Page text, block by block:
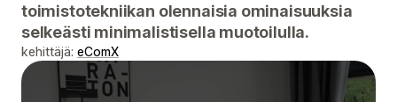
toimistotekniikan olennaisia ​​ominaisuuksia
selkeästi minimalistisella muotoilulla.
kehittäjä: eComX